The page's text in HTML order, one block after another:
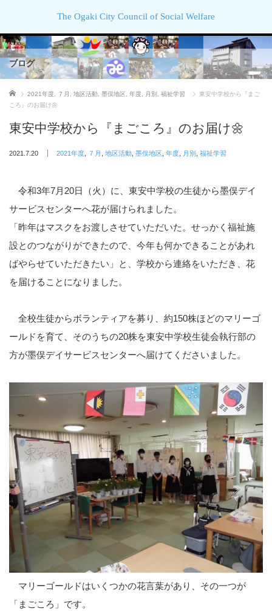
The Ogaki City Council of Social Welfare
ブログ
ホーム 2021年度 ７月 地区活動 墨俣地区 年度 月別 福祉学習
東安中学校から『まご
ころ』のお届け🌼
東安中学校から『まごころ』のお届け🌼
2021.7.20 2021年度 ７月 地区活動 墨俣地区 年度 月別 福祉学習
令和3年7月20日（火）に、東安中学校の生徒から墨俣デイ
サービスセンターへ花が届けられました。
「昨年はマスクをお渡しさせていただいた。せっかく福祉施
設とのつながりができたので、今年も何かできることがあれ
ばやらせていただきたい」と、学校から連絡をいただき、花
を届けることになりました。
全校生徒からボランティアを募り、約150株ほどのマリーゴ
ールドを育て、そのうちの20株を東安中学校生徒会執行部の
方が墨俣デイサービスセンターへ届けてくださいました。
マリーゴールドはいくつかの花言葉があり、その一つが
「まごころ」です。